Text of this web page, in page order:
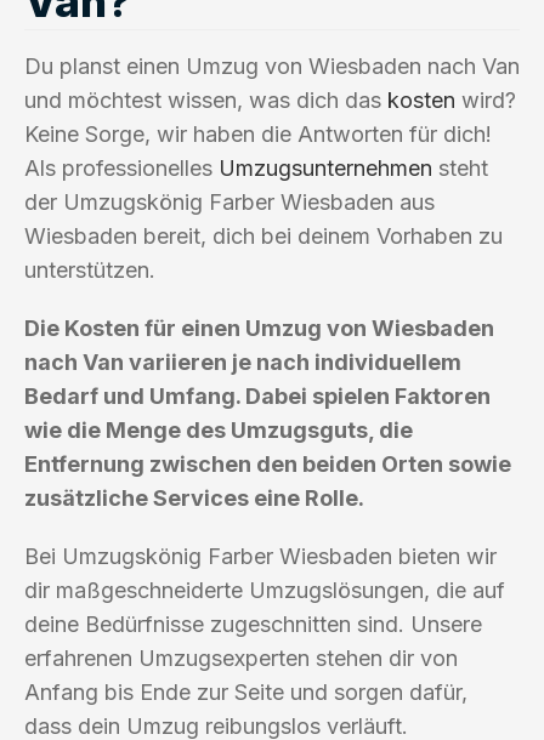
Du planst einen Umzug von Wiesbaden nach Van
und möchtest wissen, was dich das kosten wird?
Keine Sorge, wir haben die Antworten für dich!
Als professionelles Umzugsunternehmen steht
der Umzugskönig Farber Wiesbaden aus
Wiesbaden bereit, dich bei deinem Vorhaben zu
unterstützen.
Die Kosten für einen Umzug von Wiesbaden
nach Van variieren je nach individuellem
Bedarf und Umfang. Dabei spielen Faktoren
wie die Menge des Umzugsguts, die
Entfernung zwischen den beiden Orten sowie
zusätzliche Services eine Rolle.
Bei Umzugskönig Farber Wiesbaden bieten wir
dir maßgeschneiderte Umzugslösungen, die auf
deine Bedürfnisse zugeschnitten sind. Unsere
erfahrenen Umzugsexperten stehen dir von
Anfang bis Ende zur Seite und sorgen dafür,
dass dein Umzug reibungslos verläuft.